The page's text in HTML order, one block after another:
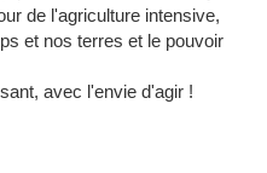
de l'agriculture intensive,
et nos terres et le pouvoir
avec l'envie d'agir !